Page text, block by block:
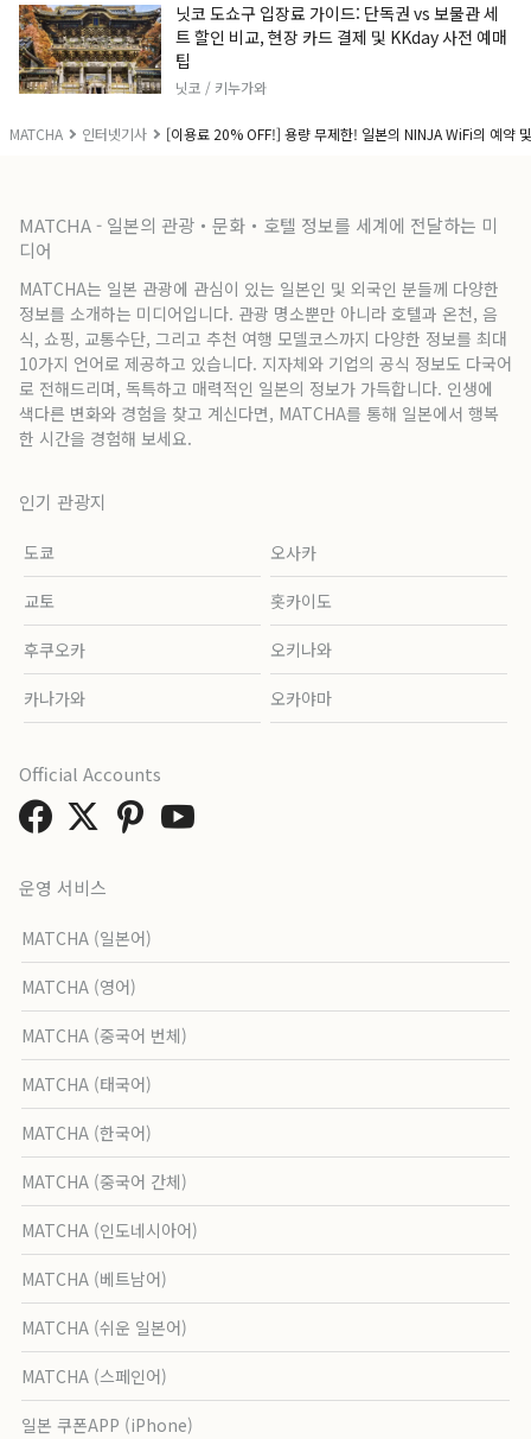
MATCHA 인터넷기사 [이용료 20% OFF!] 용량 무제한! 일본의 NINJA WiFi의 예약
닛코 도쇼구 입장료 가이드: 단독권 vs 보물관 세
트 할인 비교, 현장 카드 결제 및 KKday 사전 예매
팁
닛코 / 키누가와
MATCHA - 일본의 관광・문화・호텔 정보를 세계에 전달하는 미
디어
MATCHA는 일본 관광에 관심이 있는 일본인 및 외국인 분들께 다양한
정보를 소개하는 미디어입니다. 관광 명소뿐만 아니라 호텔과 온천, 음
식, 쇼핑, 교통수단, 그리고 추천 여행 모델코스까지 다양한 정보를 최대
10가지 언어로 제공하고 있습니다. 지자체와 기업의 공식 정보도 다국어
로 전해드리며, 독특하고 매력적인 일본의 정보가 가득합니다. 인생에
색다른 변화와 경험을 찾고 계신다면, MATCHA를 통해 일본에서 행복
한 시간을 경험해 보세요.
인기 관광지
도쿄 오사카
교토 홋카이도
후쿠오카 오키나와
카나가와 오카야마
운영 서비스
MATCHA (일본어)
MATCHA (영어)
MATCHA (중국어 번체)
MATCHA (태국어)
MATCHA (한국어)
MATCHA (중국어 간체)
MATCHA (인도네시아어)
MATCHA (베트남어)
MATCHA (쉬운 일본어)
MATCHA (스페인어)
일본 쿠폰APP (iPhone)
Official Accounts